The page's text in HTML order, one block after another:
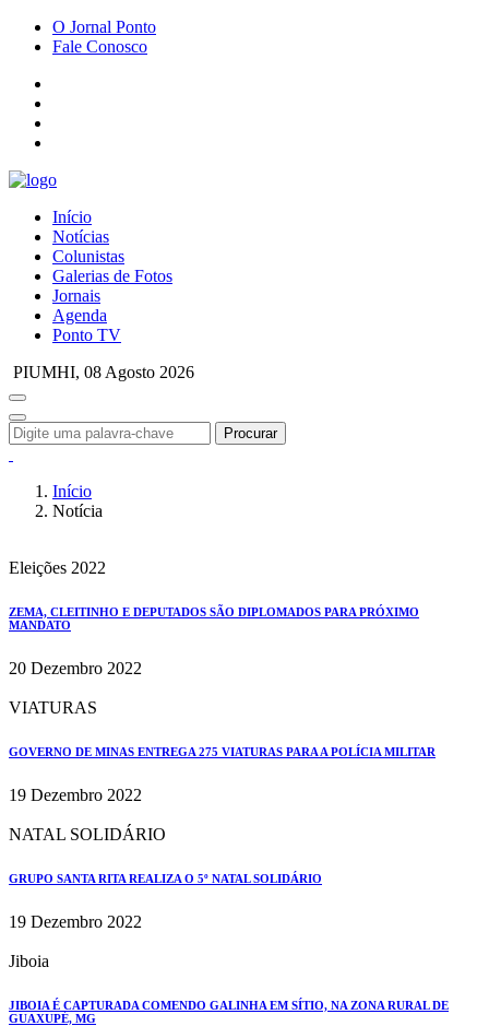
O Jornal Ponto
Fale Conosco
Início
Notícias
Colunistas
Galerias de Fotos
Jornais
Agenda
Ponto TV
PIUMHI, 08 Agosto 2026
Procurar
Início
Notícia
Eleições 2022
ZEMA, CLEITINHO E DEPUTADOS SÃO DIPLOMADOS PARA PRÓXIMO
MANDATO
20 Dezembro 2022
VIATURAS
GOVERNO DE MINAS ENTREGA 275 VIATURAS PARA A POLÍCIA MILITAR
19 Dezembro 2022
NATAL SOLIDÁRIO
GRUPO SANTA RITA REALIZA O 5º NATAL SOLIDÁRIO
19 Dezembro 2022
Jiboia
JIBOIA É CAPTURADA COMENDO GALINHA EM SÍTIO, NA ZONA RURAL DE
GUAXUPÉ, MG